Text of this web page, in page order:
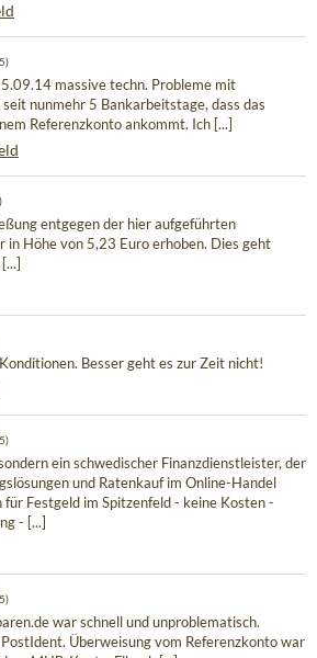
massive techn. Probleme mit
nunmehr 5 Bankarbeitstage, dass das
Referenzkonto ankommt. Ich [...]
entgegen der hier aufgeführten
in Höhe von 5,23 Euro erhoben. Dies geht
Besser geht es zur Zeit nicht!
ein schwedischer Finanzdienstleister, der
und Ratenkauf im Online-Handel
Festgeld im Spitzenfeld - keine Kosten -
- [...]
war schnell und unproblematisch.
Überweisung vom Referenzkonto war